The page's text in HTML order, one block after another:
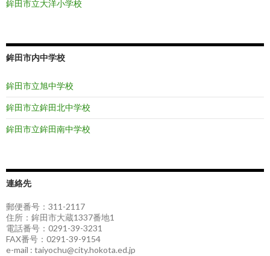
鉾田市立大洋小学校
鉾田市内中学校
鉾田市立旭中学校
鉾田市立鉾田北中学校
鉾田市立鉾田南中学校
連絡先
郵便番号：311-2117
住所：鉾田市大蔵1337番地1
電話番号：0291-39-3231
FAX番号：0291-39-9154
e-mail : taiyochu@city.hokota.ed.jp